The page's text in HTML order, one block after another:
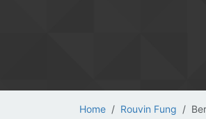
Home Rouvin Fung